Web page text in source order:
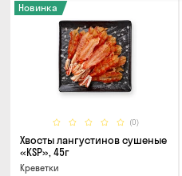
(0)
Новинка
Хвосты лангустинов сушеные
«KSP», 45г
Креветки